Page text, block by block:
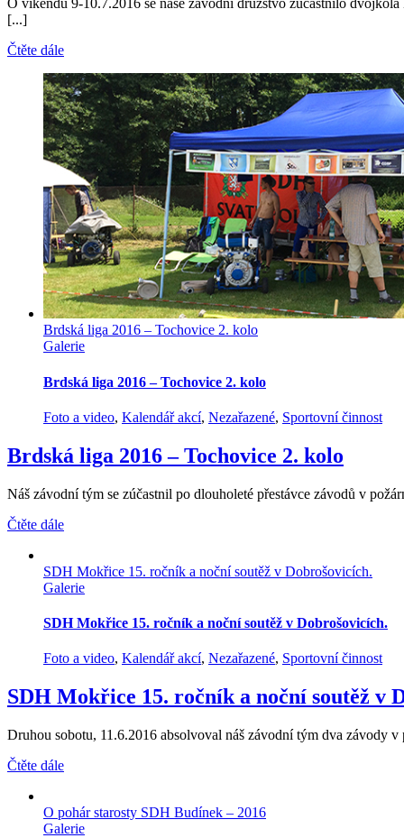
O víkendu 9-10.7.2016 se naše závodní družstvo zúčastnilo
[...]
Čtěte dále
Brdská liga 2016 – Tochovice 2. kolo
Galerie
Brdská liga 2016 – Tochovice 2. kolo
Foto a video, Kalendář akcí, Nezařazené, Sportovní činnost
Brdská liga 2016 – Tochovice 2. kolo
Náš závodní tým se zúčastnil po dlouholeté přestávce závodů v
Čtěte dále
SDH Mokřice 15. ročník a noční soutěž v Dobrošovicích.
Galerie
SDH Mokřice 15. ročník a noční soutěž v Dobrošovicích.
Foto a video, Kalendář akcí, Nezařazené, Sportovní činnost
SDH Mokřice 15. ročník a noční soutěž v
Druhou sobotu, 11.6.2016 absolvoval náš závodní tým dva závody
Čtěte dále
O pohár starosty SDH Budínek – 2016
Galerie